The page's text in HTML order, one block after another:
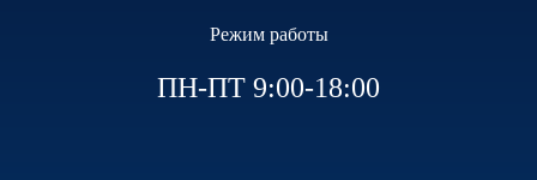
Режим работы
ПН-ПТ 9:00-18:00